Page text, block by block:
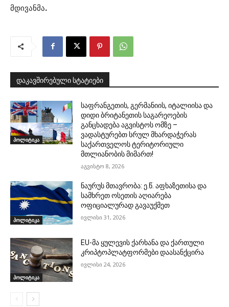
მდივანმა.
დაკავშირებული სტატიები
პოლიტიკა
საფრანგეთის, გერმანიის, იტალიისა და
დიდი ბრიტანეთის საგარეოების
განცხადება აგვისტოს ომზე –
ვადასტურებთ სრულ მხარდაჭერას
საქართველოს ტერიტორიული
მთლიანობის მიმართ!
აგვისტო 8, 2026
პოლიტიკა
ნაურუს მთავრობა: ე.წ. აფხაზეთისა და
სამხრეთ ოსეთის აღიარება
ოფიციალურად გავაუქმეთ
ივლისი 31, 2026
პოლიტიკა
EU-მა ყულევის ქარხანა და ქართული
კრიპტოპლატფორმები დაასანქცირა
ივლისი 24, 2026